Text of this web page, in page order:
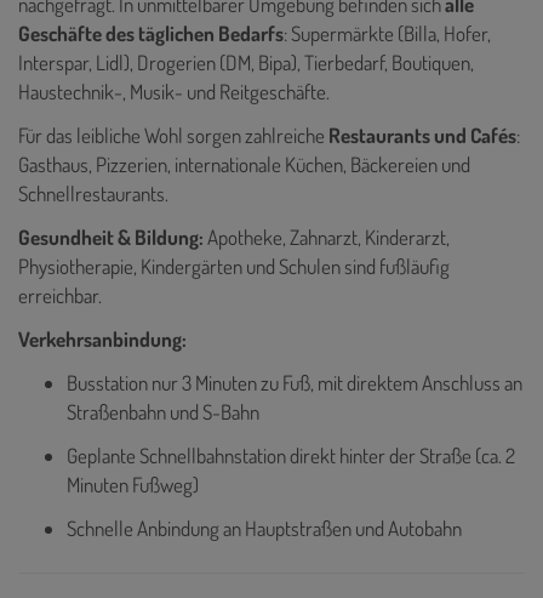
Geschäfte des täglichen Bedarfs: Supermärkte (Billa, Hofer,
Interspar, Lidl), Drogerien (DM, Bipa), Tierbedarf, Boutiquen,
Haustechnik-, Musik- und Reitgeschäfte.
Für das leibliche Wohl sorgen zahlreiche Restaurants und Cafés:
Gasthaus, Pizzerien, internationale Küchen, Bäckereien und
Schnellrestaurants.
Gesundheit & Bildung:Apotheke, Zahnarzt, Kinderarzt,
Physiotherapie, Kindergärten und Schulen sind fußläufig
erreichbar.
Verkehrsanbindung:
Busstation nur 3 Minuten zu Fuß, mit direktem Anschluss an
Straßenbahn und S-Bahn
Geplante Schnellbahnstation direkt hinter der Straße (ca. 2
Minuten Fußweg)
Schnelle Anbindung an Hauptstraßen und Autobahn